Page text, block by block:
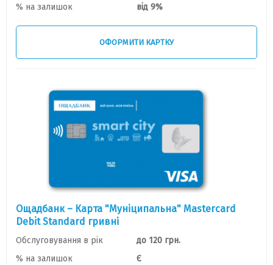
% на залишок
від 9%
ОФОРМИТИ КАРТКУ
Ощадбанк – Карта "Муніципальна" Mastercard
Debit Standard гривні
Обслуговування в рік
до 120 грн.
% на залишок
Є